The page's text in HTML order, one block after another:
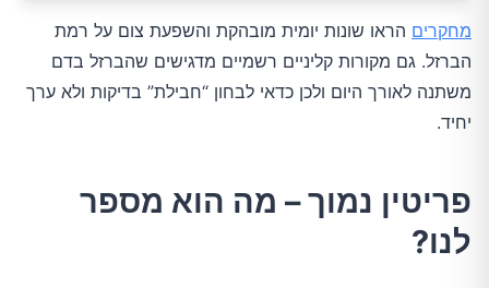
מחקרים הראו שונות יומית מובהקת והשפעת צום על רמת
הברזל. גם מקורות קליניים רשמיים מדגישים שהברזל בדם
משתנה לאורך היום ולכן כדאי לבחון “חבילת” בדיקות ולא ערך
יחיד.
פריטין נמוך – מה הוא מספר
לנו?